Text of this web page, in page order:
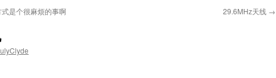
是个很麻烦的事啊 29.6MHz天线 →